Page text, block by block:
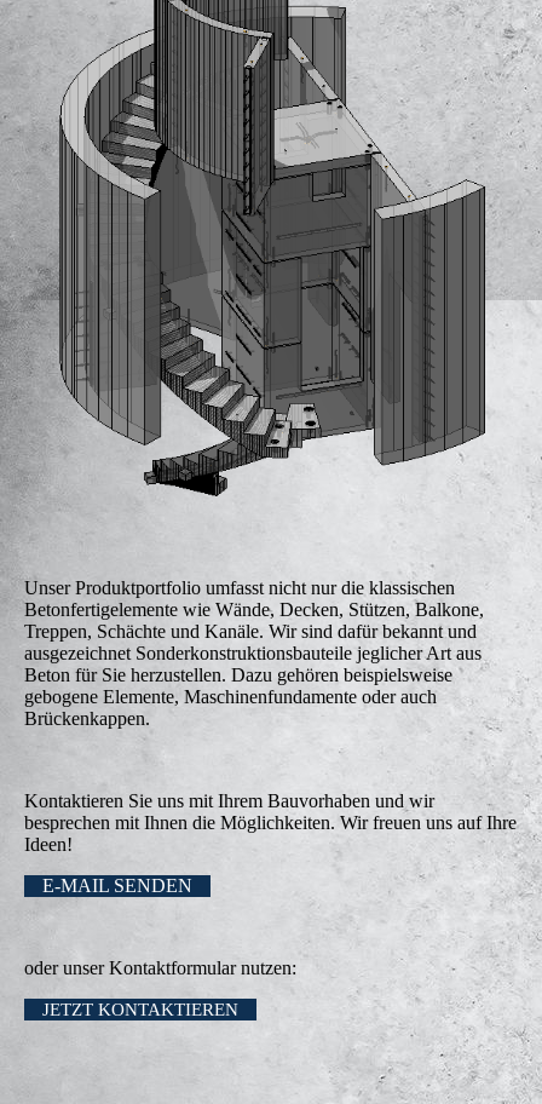
Unser Produktportfolio umfasst nicht nur die klassischen
Betonfertigelemente wie Wände, Decken, Stützen, Balkone,
Treppen, Schächte und Kanäle. Wir sind dafür bekannt und
ausgezeichnet Sonderkonstruktionsbauteile jeglicher Art aus
Beton für Sie herzustellen. Dazu gehören beispielsweise
gebogene Elemente, Maschinenfundamente oder auch
Brückenkappen.
Kontaktieren Sie uns mit Ihrem Bauvorhaben und wir
besprechen mit Ihnen die Möglichkeiten. Wir freuen uns auf Ihre
Ideen!
E-MAIL SENDEN
oder unser Kontaktformular nutzen:
JETZT KONTAKTIEREN